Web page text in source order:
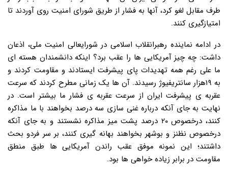
طرف مقابل لغو کرد، آنها به فشار از طریق شورای امنیت روی آوردند تا
امتیازگیری کنند.
در ادامه نماینده رهبرانقلاب اسلامی در شورایعالی امنیت ملی، اذعان
داشت: چه چیز آمریکایی ها را عقب برد؟ اینکه دانشمندان هسته ای
ما علی رغم همه تهدیدات پای پیشرفت ایستادند و مقاومت کردند و
به ۱۹هزار سانتریفیوژ رسیدند. آن ها یک زمانی مطرح کردند که سرعت
عقربه ی پیشرفت ایران از سرعت عقربه ی فشار ما بیشتر است. در
نهایت به جای آنکه درباره غنی سازی سه درصد بخواهند با ما مذاکره
کنند، درخصوص ۲۰ درصد پشت میز مذاکره نشستند و به جای آنکه
درخصوص نظنز و بوشهر بخواهند بهانه گیری کنند، بر سر فردو بحث
داشتند؛ این نمونه موفق عقب راندن آمریکایی ها طبق منطق
مقاومت در برابر زیاده خواهی ها بود.